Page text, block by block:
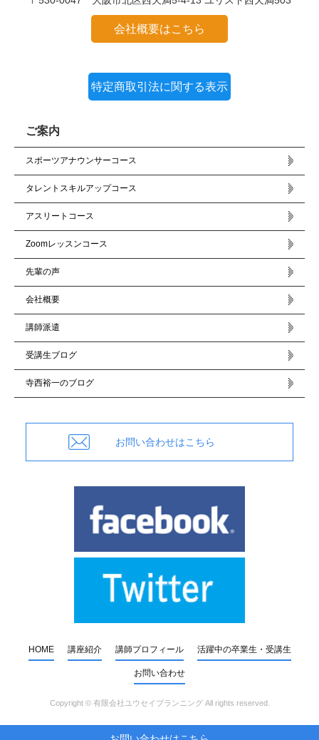
会社概要はこちら
特定商取引法に関する表示
ご案内
スポーツアナウンサーコース
タレントスキルアップコース
アスリートコース
Zoomレッスンコース
先輩の声
会社概要
講師派遣
受講生ブログ
寺西裕一のブログ
お問い合わせはこちら
HOME 講座紹介 講師プロフィール 活躍中の卒業生・受講生
お問い合わせ
Copyright © 有限会社ユウセイプランニングAll rights reserved.